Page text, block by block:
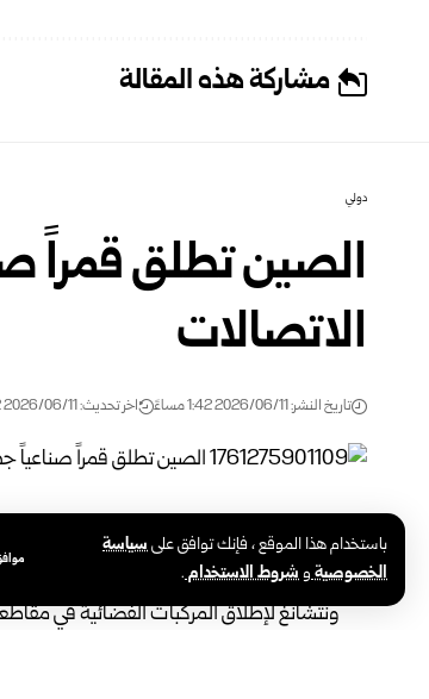
باستخدام هذا الموقع ، فإنك توافق علىسياسة
الخصوصيةوشروط الاستخدام.
مشاركة هذه المقالة
دولي
الصين تطلق قمراً
الاتصالات
تاريخ النشر: 2026/06/11 1:42 مساءً اخر تحديث: 2026/06/11 1:42 مساءً
بكين-سانا‏
أرسلت الصين، اليوم الخميس، قمراً
ونتشانغ لإطلاق المركبات الفضائية في